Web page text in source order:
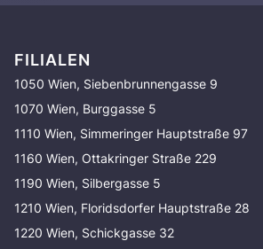
FILIALEN
1050 Wien, Siebenbrunnengasse 9
1070 Wien, Burggasse 5
1110 Wien, Simmeringer Hauptstraße 97
1160 Wien, Ottakringer Straße 229
1190 Wien, Silbergasse 5
1210 Wien, Floridsdorfer Hauptstraße 28
1220 Wien, Schickgasse 32